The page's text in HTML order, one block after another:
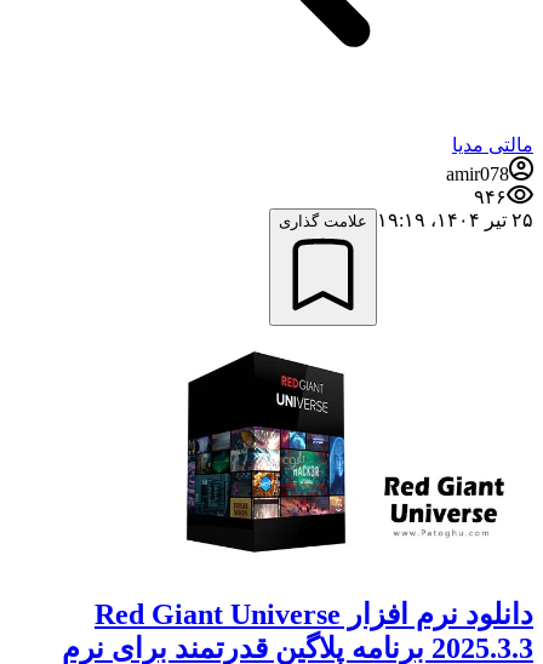
مالتی مدیا
amir078
۹۴۶
۲۵ تیر ۱۴۰۴،‏ ۱۹:۱۹
علامت گذاری
دانلود نرم افزار Red Giant Universe
2025.3.3 برنامه پلاگین قدرتمند برای نرم